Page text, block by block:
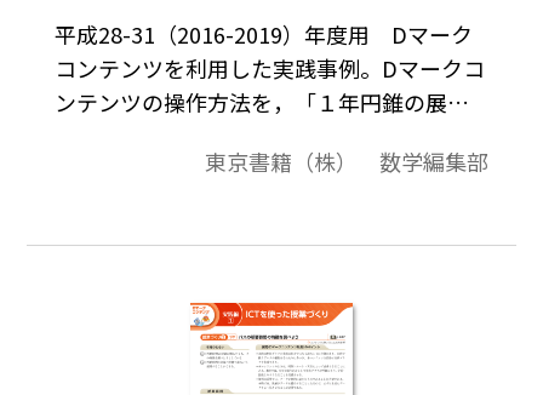
平成28-31（2016-2019）年度用 Dマーク
コンテンツを利用した実践事例。Dマークコ
ンテンツの操作方法を，「１年円錐の展開
東京書籍（株） 数学編集部